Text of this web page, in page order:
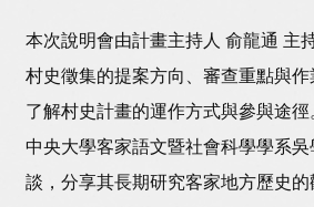
本次說明會由計畫主持人 俞龍通 主
村史徵集的提案方向、審查重點與
了解村史計畫的運作方式與參與途
中央大學客家語文暨社會科學學系
談，分享其長期研究客家地方歷史